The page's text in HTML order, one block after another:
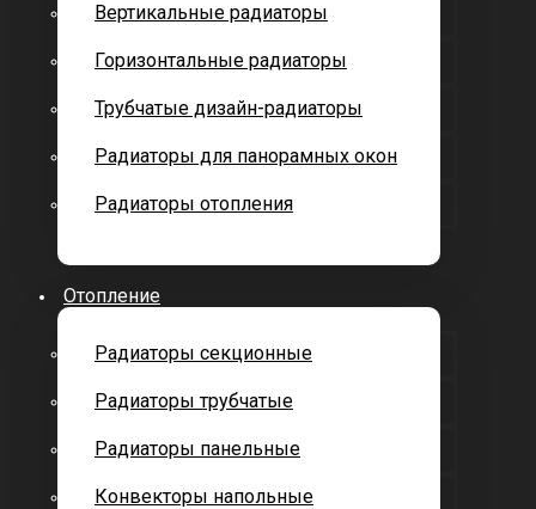
Вертикальные радиаторы
Горизонтальные радиаторы
Трубчатые дизайн-радиаторы
Радиаторы для панорамных окон
Радиаторы отопления
Отопление
Радиаторы секционные
Радиаторы трубчатые
Радиаторы панельные
Конвекторы напольные